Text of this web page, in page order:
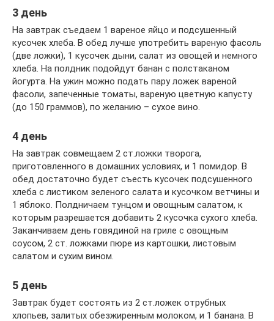
3 день
На завтрак съедаем 1 вареное яйцо и подсушенный
кусочек хлеба. В обед лучше употребить вареную фасоль
(две ложки), 1 кусочек дыни, салат из овощей и немного
хлеба. На полдник подойдут банан с полстаканом
йогурта. На ужин можно подать пару ложек вареной
фасоли, запеченные томаты, вареную цветную капусту
(до 150 граммов), по желанию – сухое вино.
4 день
На завтрак совмещаем 2 ст.ложки творога,
приготовленного в домашних условиях, и 1 помидор. В
обед достаточно будет съесть кусочек подсушенного
хлеба с листиком зеленого салата и кусочком ветчины и
1 яблоко. Полдничаем тунцом и овощным салатом, к
которым разрешается добавить 2 кусочка сухого хлеба.
Заканчиваем день говядиной на гриле с овощным
соусом, 2 ст. ложками пюре из картошки, листовым
салатом и сухим вином.
5 день
Завтрак будет состоять из 2 ст.ложек отрубных
хлопьев, залитых обезжиренным молоком, и 1 банана. В